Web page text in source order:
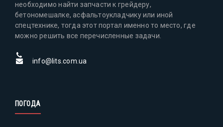
необходимо найти запчасти к грейдеру,
бетономешалке, асфальтоукладчику или иной
спецтехнике, тогда этот портал именно то место, где
можно решить все перечисленные задачи.
info@lits.com.ua
ПОГОДА